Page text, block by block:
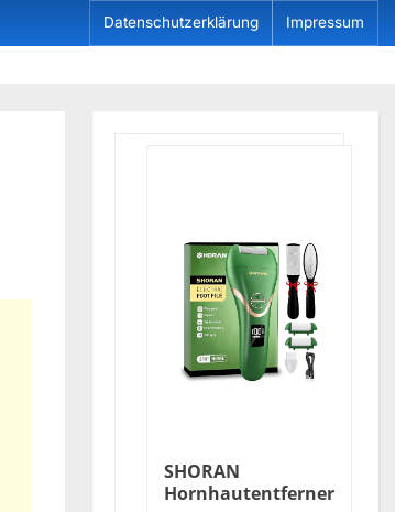
Datenschutzerklärung Impressum
SHORAN
Hornhautentferner